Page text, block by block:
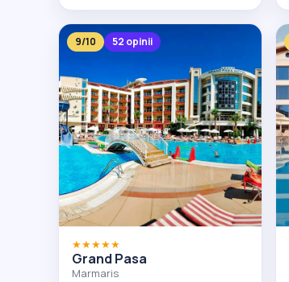
9/10 52 opinii
★★★★★
Grand Pasa
Marmaris